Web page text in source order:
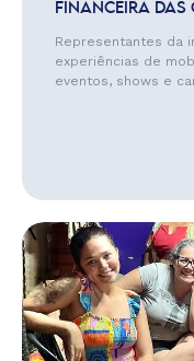
FINANCEIRA DAS
Representantes da
experiências de
eventos, shows e